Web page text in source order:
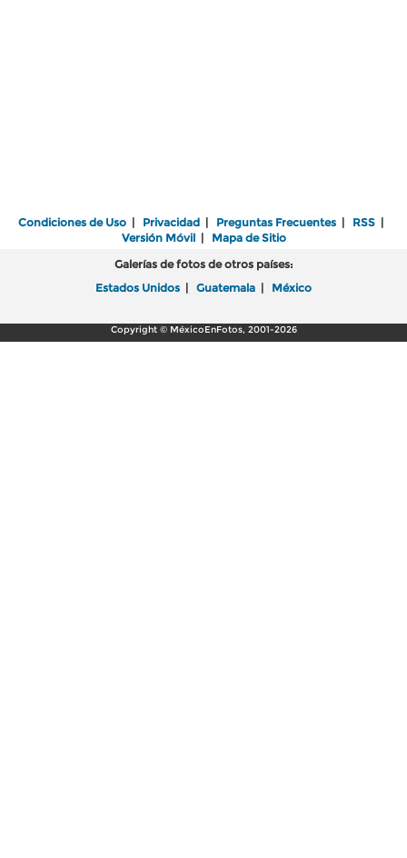
Condiciones de Uso | Privacidad | Preguntas Frecuentes | RSS |
Versión Móvil| Mapa de Sitio
Galerías de fotos de otros países:
Estados Unidos | Guatemala | México
Copyright © MéxicoEnFotos, 2001-2026